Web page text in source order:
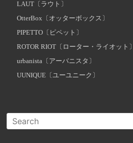
LAUT〔ラウト〕
OtterBox〔オッターボックス〕
PIPETTO〔ピペット〕
ROTOR RIOT〔ローター・ライオット〕
urbanista〔アーバニスタ〕
UUNIQUE〔ユーユニーク〕